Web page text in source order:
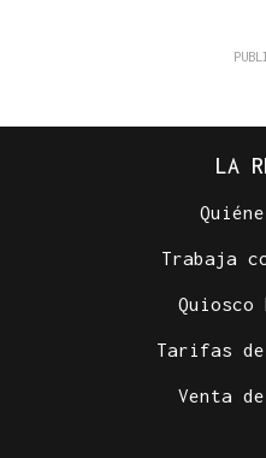
LA
Trabaja
Quiosco
Tarifas
Venta